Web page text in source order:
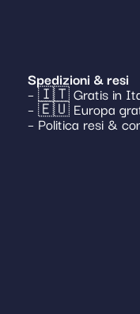
Spedizioni & resi
– 🇮🇹 Gratis in
– 🇪🇺 Europa
– Politica resi &